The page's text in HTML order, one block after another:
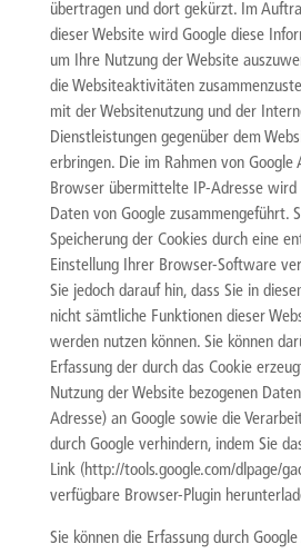
übertragen und dort gekürzt. Im
dieser Website wird Google diese
um Ihre Nutzung der Website
die Websiteaktivitäten
mit der Websitenutzung und der
Dienstleistungen gegenüber dem
erbringen. Die im Rahmen von Google
Browser übermittelte IP-Adresse
Daten von Google zusammengeführt.
Speicherung der Cookies durch eine
Einstellung Ihrer Browser-Software
Sie jedoch darauf hin, dass Sie in
nicht sämtliche Funktionen dieser
werden nutzen können. Sie können
Erfassung der durch das Cookie
Nutzung der Website bezogenen
Adresse) an Google sowie die
durch Google verhindern, indem Sie
Link (http://tools.google.com/dlpage/
verfügbare Browser-Plugin
Sie können die Erfassung durch